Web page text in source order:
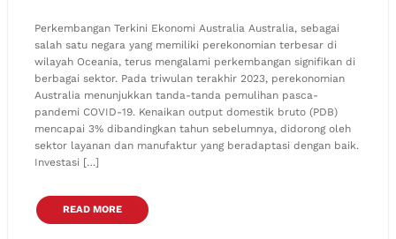
Perkembangan Terkini Ekonomi Australia Australia, sebagai
salah satu negara yang memiliki perekonomian terbesar di
wilayah Oceania, terus mengalami perkembangan signifikan di
berbagai sektor. Pada triwulan terakhir 2023, perekonomian
Australia menunjukkan tanda-tanda pemulihan pasca-
pandemi COVID-19. Kenaikan output domestik bruto (PDB)
mencapai 3% dibandingkan tahun sebelumnya, didorong oleh
sektor layanan dan manufaktur yang beradaptasi dengan baik.
Investasi […]
READ MORE